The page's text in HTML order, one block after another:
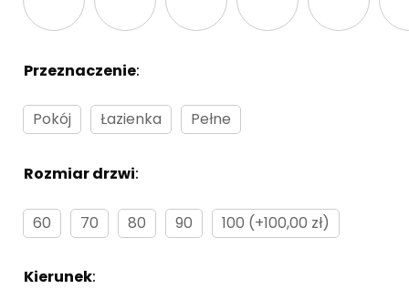
Przeznaczenie:
Pokój Łazienka Pełne
Rozmiar drzwi:
60 70 80 90 100 (+100,00 zł)
Kierunek: